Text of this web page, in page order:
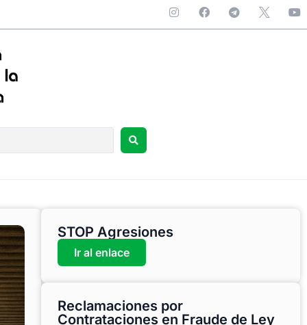
STOP Agresiones
Ir al enlace
Reclamaciones por
Contrataciones en Fraude de Ley